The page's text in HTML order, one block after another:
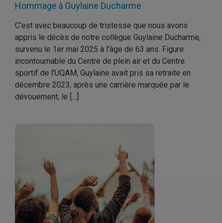
Hommage à Guylaine Ducharme
C’est avec beaucoup de tristesse que nous avons
appris le décès de notre collègue Guylaine Ducharme,
survenu le 1er mai 2025 à l’âge de 63 ans. Figure
incontournable du Centre de plein air et du Centre
sportif de l’UQAM, Guylaine avait pris sa retraite en
décembre 2023, après une carrière marquée par le
dévouement, le […]